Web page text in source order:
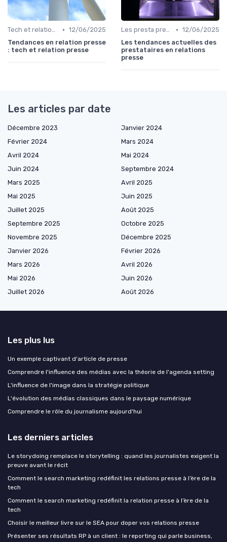
Tech et relation presse • 12/06/2025
Tendances en relation presse
: tech et relation presse
Les presta prennent la parole • 12/06/2025
Les tendances actuelles des
prestataires en relations
presse
Les articles par date
Décembre 2023
Janvier 2024
Février 2024
Mars 2024
Avril 2024
Mai 2024
Juin 2024
Septembre 2024
Mars 2025
Avril 2025
Mai 2025
Juin 2025
Juillet 2025
Août 2025
Septembre 2025
Octobre 2025
Novembre 2025
Décembre 2025
Janvier 2026
Février 2026
Mars 2026
Avril 2026
Mai 2026
Juin 2026
Juillet 2026
Août 2026
Les plus lus
Un exemple captivant d'article de presse
Comprendre l'influence des médias avec la théorie de l'agenda setting
L'influence de l'image dans la stratégie politique
L'évolution des médias classiques dans le paysage numérique
Comprendre le rôle du journalisme aujourd'hui
Les derniers articles
Le storydoing remplace le storytelling : quand les journalistes exigent la
preuve avant le récit
Comment le search marketing redéfinit les relations presse à l’ère de la
tech
Comment le search marketing redéfinit la relation presse à l’ère de la
tech
Choisir le meilleur livre sur le SEA pour doper vos relations presse
Présenter ses résultats RP à un client : le reporting qui parle business,